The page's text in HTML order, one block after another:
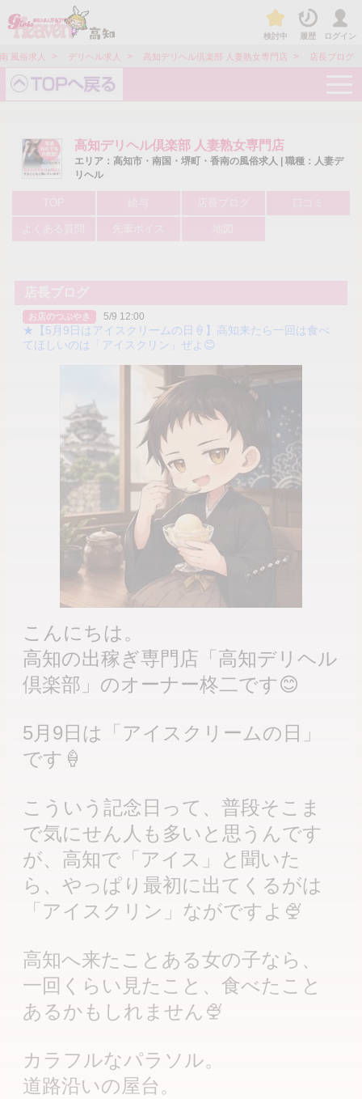
検討中 履歴 ログイン
風俗求人 > デリヘル求人 > 高知デリヘル倶楽部 人妻熟女専門店 > 店長ブログ
a
高知デリヘル倶楽部 人妻熟女専門店
エリア：高知市・南国・堺町・香南の風俗求人 | 職種：人妻デ
リヘル
お店のつぶやき 5/9 12:00
★【5月9日はアイスクリームの日🍦】高知来たら一回は食べ
てほしいのは「アイスクリン」ぜよ😊
こんにちは。
高知の出稼ぎ専門店「高知デリヘル
倶楽部」のオーナー柊二です😊
5月9日は「アイスクリームの日」
です🍦
こういう記念日って、普段そこま
で気にせん人も多いと思うんです
が、高知で「アイス」と聞いた
ら、やっぱり最初に出てくるがは
「アイスクリン」ながですよ🍨
高知へ来たことある女の子なら、
一回くらい見たこと、食べたこと
あるかもしれません🍨
カラフルなパラソル。
道路沿いの屋台。